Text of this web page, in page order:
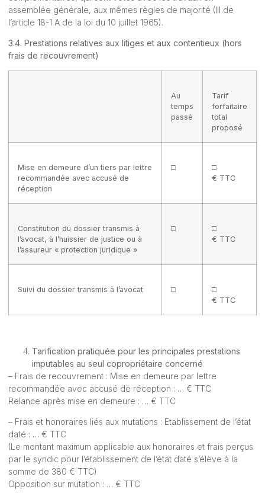
assemblée générale, aux mêmes règles de majorité (III de
l’article 18-1 A de la loi du 10 juillet 1965).
3.4. Prestations relatives aux litiges et aux contentieux (hors
frais de recouvrement)
Au
temps
passé
Tarif
forfaitaire
total
proposé
Mise en demeure d’un tiers par lettre
recommandée avec accusé de
réception
□
□
€ TTC
Constitution du dossier transmis à
l’avocat, à l’huissier de justice ou à
l’assureur « protection juridique »
□
□
€ TTC
Suivi du dossier transmis à l’avocat □
□
€ TTC
Tarification pratiquée pour les principales prestations
imputables au seul copropriétaire concerné
– Frais de recouvrement : Mise en demeure par lettre
recommandée avec accusé de réception : … € TTC
Relance après mise en demeure : … € TTC
– Frais et honoraires liés aux mutations : Etablissement de l’état
daté : … € TTC
(Le montant maximum applicable aux honoraires et frais perçus
par le syndic pour l’établissement de l’état daté s’élève à la
somme de 380 € TTC)
Opposition sur mutation : … € TTC